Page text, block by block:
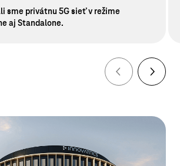
sme privátnu 5G sieť v režime
aj Standalone.